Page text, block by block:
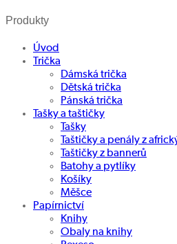
Produkty
Úvod
Trička
Dámská trička
Dětská trička
Pánská trička
Tašky a taštičky
Tašky
Taštičky a penály z
Taštičky z bannerů
Batohy a pytlíky
Košíky
Měšce
Papírnictví
Knihy
Obaly na knihy